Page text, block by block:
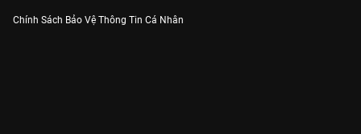
Chính Sách Bảo Vệ Thông Tin Cá Nhân